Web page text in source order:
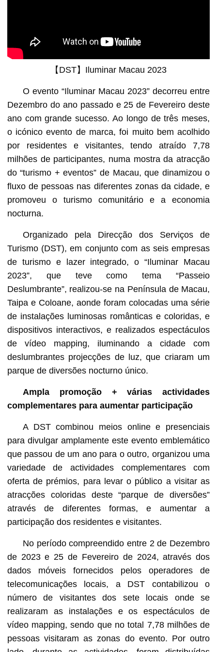
【DST】Iluminar Macau 2023
O evento “Iluminar Macau 2023” decorreu entre
Dezembro do ano passado e 25 de Fevereiro deste
ano com grande sucesso. Ao longo de três meses,
o icónico evento de marca, foi muito bem acolhido
por residentes e visitantes, tendo atraído 7,78
milhões de participantes, numa mostra da atracção
do “turismo + eventos” de Macau, que dinamizou o
fluxo de pessoas nas diferentes zonas da cidade, e
promoveu o turismo comunitário e a economia
nocturna.
Organizado pela Direcção dos Serviços de
Turismo (DST), em conjunto com as seis empresas
de turismo e lazer integrado, o “Iluminar Macau
2023”, que teve como tema “Passeio
Deslumbrante”, realizou-se na Península de Macau,
Taipa e Coloane, aonde foram colocadas uma série
de instalações luminosas românticas e coloridas, e
dispositivos interactivos, e realizados espectáculos
de vídeo mapping, iluminando a cidade com
deslumbrantes projecções de luz, que criaram um
parque de diversões nocturno único.
Ampla promoção + várias actividades
complementares para aumentar participação
A DST combinou meios online e presenciais
para divulgar amplamente este evento emblemático
que passou de um ano para o outro, organizou uma
variedade de actividades complementares com
oferta de prémios, para levar o público a visitar as
atracções coloridas deste “parque de diversões”
através de diferentes formas, e aumentar a
participação dos residentes e visitantes.
No período compreendido entre 2 de Dezembro
de 2023 e 25 de Fevereiro de 2024, através dos
dados móveis fornecidos pelos operadores de
telecomunicações locais, a DST contabilizou o
número de visitantes dos sete locais onde se
realizaram as instalações e os espectáculos de
vídeo mapping, sendo que no total 7,78 milhões de
pessoas visitaram as zonas do evento. Por outro